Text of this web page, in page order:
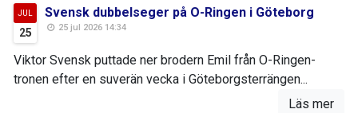
JUL
25
Svensk dubbelseger på O-Ringen i Göteborg
25 jul 2026 14:34
Viktor Svensk puttade ner brodern Emil från O-Ringen-
tronen efter en suverän vecka i Göteborgsterrängen...
Läs mer